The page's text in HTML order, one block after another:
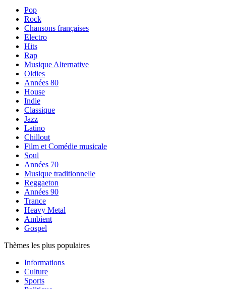
Pop
Rock
Chansons françaises
Electro
Hits
Rap
Musique Alternative
Oldies
Années 80
House
Indie
Classique
Jazz
Latino
Chillout
Film et Comédie musicale
Soul
Années 70
Musique traditionnelle
Reggaeton
Années 90
Trance
Heavy Metal
Ambient
Gospel
Thèmes les plus populaires
Informations
Culture
Sports